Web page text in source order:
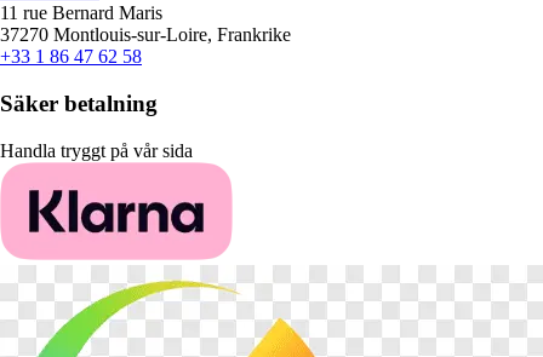
11 rue Bernard Maris
37270 Montlouis-sur-Loire, Frankrike
+33 1 86 47 62 58
Säker betalning
Handla tryggt på vår sida